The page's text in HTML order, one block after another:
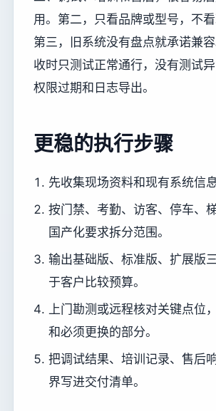
用。第二，只看品牌或型号，不看
第三，旧系统没有盘点就承诺兼
收时只测试正常通行，没有测试异
权限过期和日志导出。
更稳的执行步骤
先收集现场资料和现有系统信息
按门禁、考勤、访客、停车、
国产化要求拆分范围。
输出基础版、标准版、扩展版
于客户比较预算。
上门勘测或远程核对关键点位
和必须更换的部分。
把调试结果、培训记录、售后
界写进交付清单。